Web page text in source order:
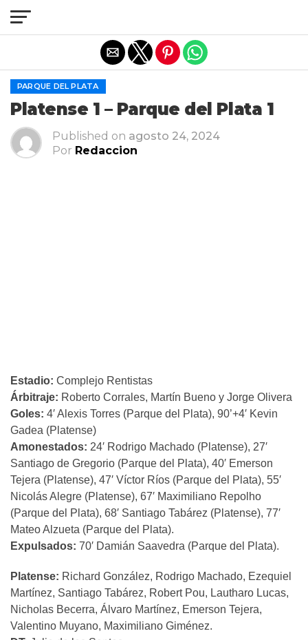
PARQUE DEL PLATA
Platense 1 – Parque del Plata 1
Published on agosto 24, 2024
Por Redaccion
Estadio: Complejo Rentistas
Árbitraje: Roberto Corrales, Martín Bueno y Jorge Olivera
Goles: 4′ Alexis Torres (Parque del Plata), 90’+4′ Kevin
Gadea (Platense)
Amonestados: 24′ Rodrigo Machado (Platense), 27′
Santiago de Gregorio (Parque del Plata), 40′ Emerson
Tejera (Platense), 47′ Víctor Ríos (Parque del Plata), 55′
Nicolás Alegre (Platense), 67′ Maximiliano Repolho
(Parque del Plata), 68′ Santiago Tabárez (Platense), 77′
Mateo Alzueta (Parque del Plata).
Expulsados: 70′ Damián Saavedra (Parque del Plata).
Platense: Richard González, Rodrigo Machado, Ezequiel
Martínez, Santiago Tabárez, Robert Pou, Lautharo Lucas,
Nicholas Becerra, Álvaro Martínez, Emerson Tejera,
Valentino Muyano, Maximiliano Giménez.